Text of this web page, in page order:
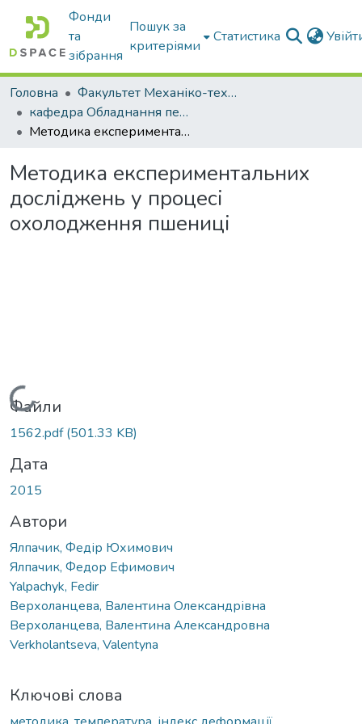
Фонди
та
зібрання
Пошук за
критеріями
Статистика
Головна
Факультет Механіко-технологічний
кафедра Обладнання переробних і харчових виробництв ім. професора Ф.Ю. Ялпачика
Методика експериментальних досліджень у процесі охолодження пшениці
Методика експериментальних
досліджень у процесі
охолодження пшениці
Вантажиться...
Файли
1562.pdf(501.33 KB)
Дата
2015
Автори
Ялпачик, Федір Юхимович
Ялпачик, Федор Ефимович
Yalpachyk, Fedir
Верхоланцева, Валентина Олександрівна
Верхоланцева, Валентина Александровна
Verkholantseva, Valentyna
Ключові слова